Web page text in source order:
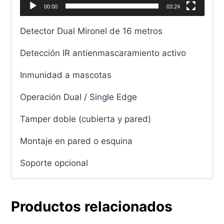
t
r
e
v
d
00:00 03:24
Detector Dual Mironel de 16 metros
Detección IR antienmascaramiento activo
Inmunidad a mascotas
Operación Dual / Single Edge
Tamper doble (cubierta y pared)
Montaje en pared o esquina
Soporte opcional
Productos relacionados